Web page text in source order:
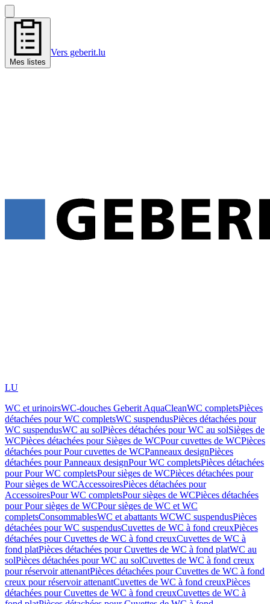
Mes listes
Vers geberit.lu
LU
WC et urinoirsWC-douches Geberit AquaCleanWC completsPièces
détachées pour WC completsWC suspendusPièces détachées pour
WC suspendusWC au solPièces détachées pour WC au solSièges de
WCPièces détachées pour Sièges de WCPour cuvettes de WCPièces
détachées pour Pour cuvettes de WCPanneaux designPièces
détachées pour Panneaux designPour WC completsPièces détachées
pour Pour WC completsPour sièges de WCPièces détachées pour
Pour sièges de WCAccessoiresPièces détachées pour
AccessoiresPour WC completsPour sièges de WCPièces détachées
pour Pour sièges de WCPour sièges de WC et WC
completsConsommablesWC et abattants WCWC suspendusPièces
détachées pour WC suspendusCuvettes de WC à fond creuxPièces
détachées pour Cuvettes de WC à fond creuxCuvettes de WC à
fond platPièces détachées pour Cuvettes de WC à fond platWC au
solPièces détachées pour WC au solCuvettes de WC à fond creux
pour réservoir attenantPièces détachées pour Cuvettes de WC à fond
creux pour réservoir attenantCuvettes de WC à fond creuxPièces
détachées pour Cuvettes de WC à fond creuxCuvettes de WC à